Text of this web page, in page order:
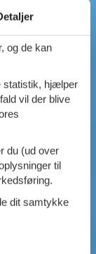
og de kan
statistik, hjælper
vil der blive
du (ud over
til
dit samtykke